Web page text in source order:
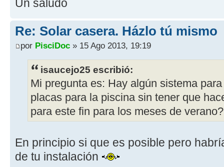
Un saludo
Re: Solar casera. Házlo tú mismo
por PisciDoc » 15 Ago 2013, 19:19
isaucejo25 escribió:
Mi pregunta es: Hay algún sistema
placas para la piscina sin tener que
para este fin para los meses de verano?
En principio si que es posible pero
de tu instalación